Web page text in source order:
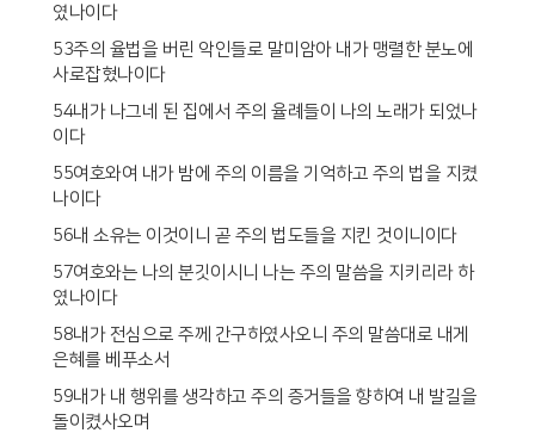
였나이다
53주의 율법을 버린 악인들로 말미암아 내가 맹렬한 분노에
사로잡혔나이다
54내가 나그네 된 집에서 주의 율례들이 나의 노래가 되었나
이다
55여호와여 내가 밤에 주의 이름을 기억하고 주의 법을 지켰
나이다
56내 소유는 이것이니 곧 주의 법도들을 지킨 것이니이다
57여호와는 나의 분깃이시니 나는 주의 말씀을 지키리라 하
였나이다
58내가 전심으로 주께 간구하였사오니 주의 말씀대로 내게
은혜를 베푸소서
59내가 내 행위를 생각하고 주의 증거들을 향하여 내 발길을
돌이켰사오며